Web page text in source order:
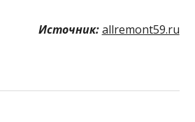
Источник: allremont59.ru